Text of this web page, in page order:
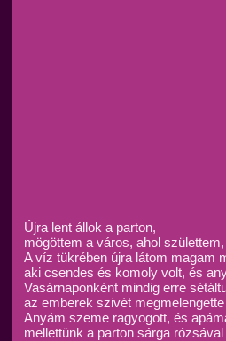
Újra lent állok a parton,
mögöttem a város, ahol
A víz tükrében újra látom magam
aki csendes és komoly volt, és
Vasárnaponként mindig erre
az emberek szivét
Anyám szeme ragyogott, és
mellettünk a parton sárga